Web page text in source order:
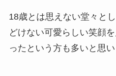
18歳とは思えない堂々と
どけない可愛らしい笑顔
ったという方も多いと思い